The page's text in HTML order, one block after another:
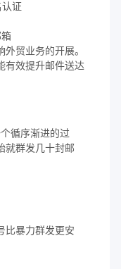
认证
贸业务的开展。
有效提升邮件送达
循序渐进的过
就群发几十封邮
比暴力群发更安